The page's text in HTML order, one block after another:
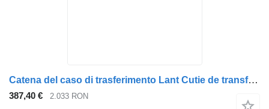
Catena del caso di trasferimento Lant Cutie de transfer AA Ford Ranger ES 1451328 per automobile Ford Ranger ES
387,40 € 2.033 RON